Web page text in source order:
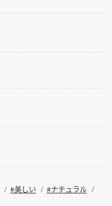
#美しい
#ナチュラル